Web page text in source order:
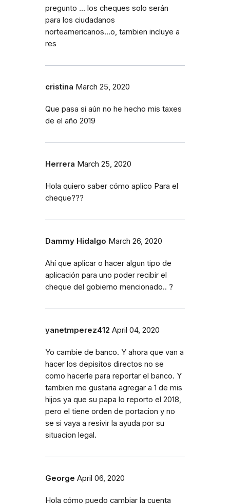
pregunto ... los cheques solo serán
para los ciudadanos
norteamericanos...o, tambien incluye a
res
cristina March 25, 2020
Que pasa si aún no he hecho mis taxes
de el año 2019
Herrera March 25, 2020
Hola quiero saber cómo aplico Para el
cheque???
Dammy Hidalgo March 26, 2020
Ahí que aplicar o hacer algun tipo de
aplicación para uno poder recibir el
cheque del gobierno mencionado.. ?
yanetmperez412 April 04, 2020
Yo cambie de banco. Y ahora que van a
hacer los depisitos directos no se
como hacerle para reportar el banco. Y
tambien me gustaria agregar a 1 de mis
hijos ya que su papa lo reporto el 2018,
pero el tiene orden de portacion y no
se si vaya a resivir la ayuda por su
situacion legal.
George April 06, 2020
Hola cómo puedo cambiar la cuenta